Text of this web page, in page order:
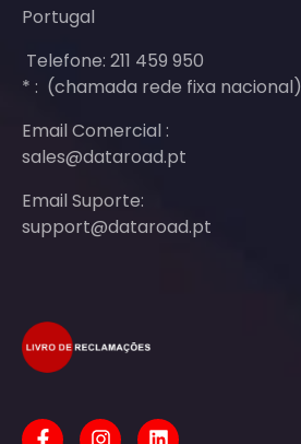
Portugal
Telefone: 211 459 950
* : (chamada rede fixa nacional)
Email Comercial :
sales@dataroad.pt
Email Suporte:
support@dataroad.pt